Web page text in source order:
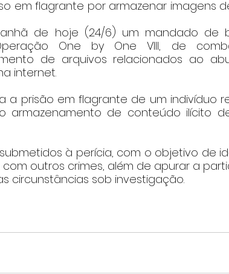
em flagrante por armazenar imagens
de hoje (24/6) um mandado de
One by One VIII, de
de arquivos relacionados ao
internet.
a prisão em flagrante de um indivíduo
armazenamento de conteúdo ilícito
à perícia, com o objetivo de
outros crimes, além de apurar a
circunstâncias sob investigação.